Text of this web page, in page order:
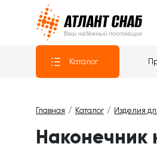
Атлантснаб
Каталог
Главная Каталог Изделия